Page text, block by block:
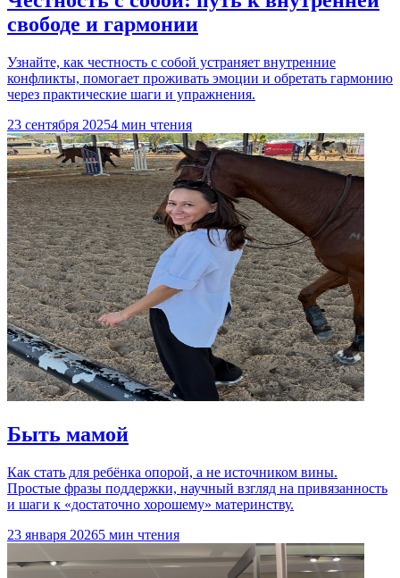
свободе и гармонии
Узнайте, как честность с собой устраняет внутренние
конфликты, помогает проживать эмоции и обретать гармонию
через практические шаги и упражнения.
23 сентября 20254 мин чтения
Быть мамой
Как стать для ребёнка опорой, а не источником вины.
Простые фразы поддержки, научный взгляд на привязанность
и шаги к «достаточно хорошему» материнству.
23 января 20265 мин чтения